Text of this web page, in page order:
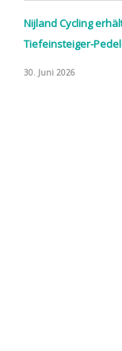
Nijland Cycling
Tiefeinsteiger-
30. Juni 2026